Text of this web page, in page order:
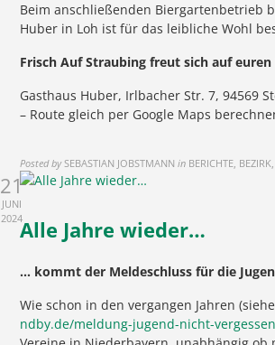
Beim anschließenden Biergartenbetrieb
Huber in Loh ist für das leibliche Wohl
Frisch Auf Straubing freut sich auf euren
Gasthaus Huber, Irlbacher Str. 7, 94569
– Route gleich per Google Maps
Posted by SEBASTIAN JOBSTMANN in BERICHTE,
21
JUNI
2024Alle Jahre wieder…
… kommt der Meldeschluss für die
Wie schon in den vergangen Jahren
ndby.de/meldung-jugend-nicht-